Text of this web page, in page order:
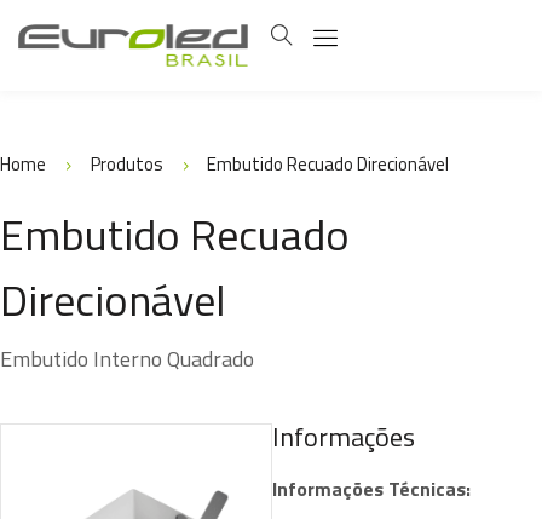
Home Produtos Embutido Recuado Direcionável
Embutido Recuado
Direcionável
Embutido Interno Quadrado
Informações
Informações Técnicas: